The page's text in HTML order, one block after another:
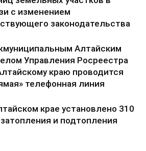
с изменением
законодательства
Алтайским
Управления Росреестра
краю проводится
телефонная линия
крае установлено 310
и подтопления